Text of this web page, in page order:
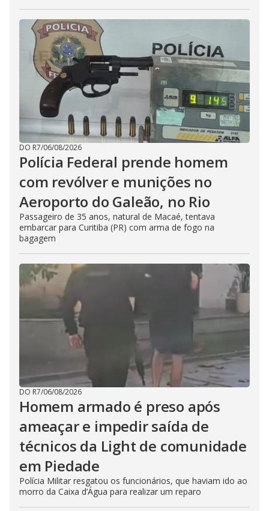
DO R7/06/08/2026
Polícia Federal prende homem
com revólver e munições no
Aeroporto do Galeão, no Rio
Passageiro de 35 anos, natural de Macaé, tentava
embarcar para Curitiba (PR) com arma de fogo na
bagagem
DO R7/06/08/2026
Homem armado é preso após
ameaçar e impedir saída de
técnicos da Light de comunidade
em Piedade
Polícia Militar resgatou os funcionários, que haviam ido ao
morro da Caixa d’Água para realizar um reparo